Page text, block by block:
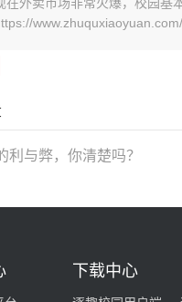
利与弊，你清楚吗？
下载中心